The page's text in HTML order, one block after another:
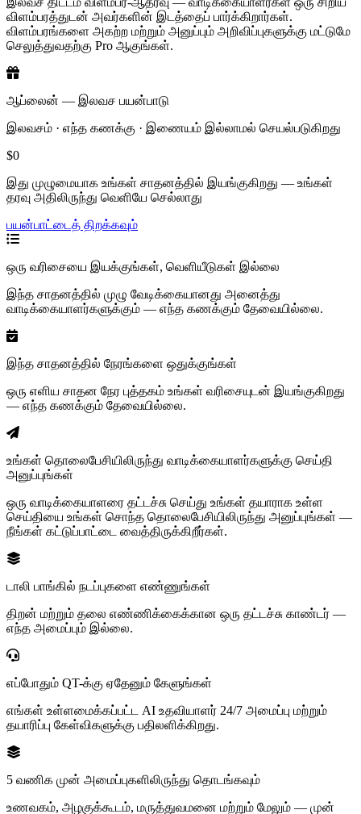
விளம்பரத்துடன் அவர்களின் இடத்தைப் பார்க்கிறார்கள்.
விளம்பரங்களை அகற்ற மற்றும் அனுப்பும் அறிவிப்புகளுக்கு மட்டுமே
செலுத்துவதற்கு Pro ஆகுங்கள்.
ஆப்லைன் — இலவச பயன்பாடு
இலவசம் · எந்த கணக்கு · இணையம் இல்லாமல் செயல்படுகிறது
$0
இது முழுமையாக உங்கள் சாதனத்தில் இயங்குகிறது — உங்கள்
தரவு அதிலிருந்து வெளியே செல்லாது
பயன்பாட்டைத் திறக்கவும்
ஒரு வரிசையை இயக்குங்கள், வெளியீடுகள் இல்லை
இந்த சாதனத்தில் முழு வேடிக்கையானது அனைத்து
வாடிக்கையாளர்களுக்கும் — எந்த கணக்கும் தேவையில்லை.
இந்த சாதனத்தில் நேரங்களை ஒதுக்குங்கள்
ஒரு எளிய சாதன நேர புத்தகம் உங்கள் வரிசையுடன் இயங்குகிறது
— எந்த கணக்கும் தேவையில்லை.
உங்கள் தொலைபேசியிலிருந்து வாடிக்கையாளர்களுக்கு செய்தி
அனுப்புங்கள்
ஒரு வாடிக்கையாளரை தட்டச்சு செய்து உங்கள் தயாராக உள்ள
செய்தியை உங்கள் சொந்த தொலைபேசியிலிருந்து அனுப்புங்கள் —
நீங்கள் கட்டுப்பாட்டை வைத்திருக்கிறீர்கள்.
டாலி பாங்கில் நடப்புகளை எண்ணுங்கள்
திறன் மற்றும் தலை எண்ணிக்கைக்கான ஒரு தட்டச்சு காண்டர் —
எந்த அமைப்பும் இல்லை.
எப்போதும் QT-க்கு ஏதேனும் கேளுங்கள்
எங்கள் உள்ளமைக்கப்பட்ட AI உதவியாளர் 24/7 அமைப்பு மற்றும்
தயாரிப்பு கேள்விகளுக்கு பதிலளிக்கிறது.
5 வணிக முன் அமைப்புகளிலிருந்து தொடங்கவும்
உணவகம், அழகுக்கூடம், மருத்துவமனை மற்றும் மேலும் — முன்